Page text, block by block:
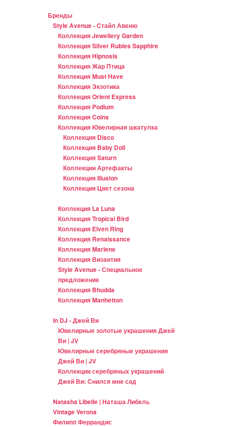
Бренды
Style Avenue - Стайл Авеню
Коллекция Jewellery Garden
Коллекция Silver Rubies Sapphire
Коллекция Hipnosis
Коллекция Жар Птица
Коллекция Must Have
Коллекция Экзотика
Коллекция Orient Express
Коллекция Podium
Коллекция Coins
Коллекция Ювелирная шкатулка
Коллекция Disco
Коллекция Baby Doll
Коллекция Saturn
Коллекции Артефакты
Коллекция Illusion
Коллекция Цвет сезона
Коллекция La Luna
Коллекция Tropical Bird
Коллекция Elven Ring
Коллекция Renaissance
Коллекция Marlene
Коллекция Византия
Style Avenue - Специальное
предложение
Коллекция Bhudda
Коллекция Manhetton
In DJ - Джей Ви
Ювелирные золотые украшения Джей
Ви | JV
Ювелирные серебряные украшения
Джей Ви | JV
Коллекции серебряных украшений
Джей Ви: Снился мне сад
Natasha Libelle | Наташа Либель
Vintage Verona
Филипп Феррандис